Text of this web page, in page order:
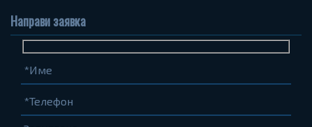
Направи заявка
Име
(задължително)
Телефон
(задължително)
Запитване...